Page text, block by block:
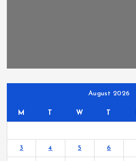
August 2026
M W
3 4 5 6